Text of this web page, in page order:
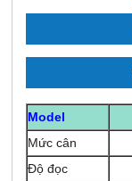
Model
Mức cân
Độ đọc